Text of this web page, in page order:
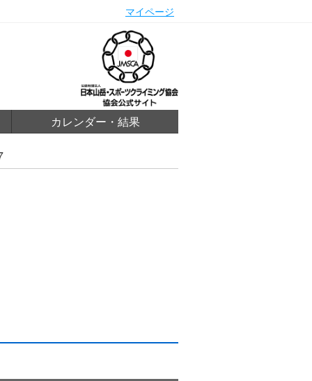
マイページ
カレンダー・結果